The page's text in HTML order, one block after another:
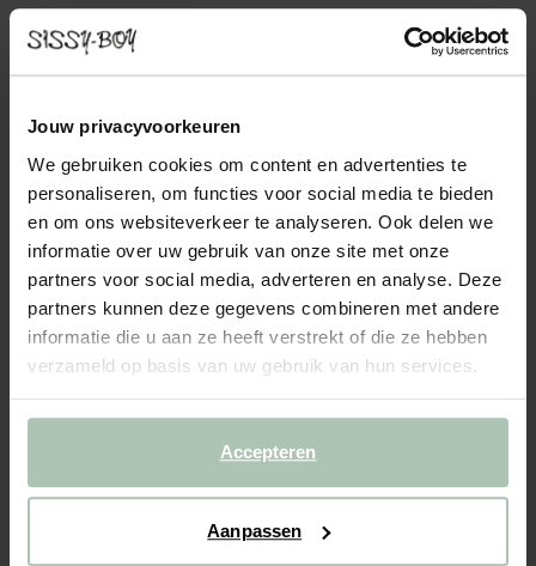
Jouw privacyvoorkeuren
We gebruiken cookies om content en advertenties te
personaliseren, om functies voor social media te bieden
en om ons websiteverkeer te analyseren. Ook delen we
informatie over uw gebruik van onze site met onze
partners voor social media, adverteren en analyse. Deze
partners kunnen deze gegevens combineren met andere
informatie die u aan ze heeft verstrekt of die ze hebben
verzameld op basis van uw gebruik van hun services.
Accepteren
Aanpassen
Gratis verzending naar winkel
Achteraf betalen
Snelle levering
OMSCHRIJVING
knoop- en ritssluiting, riemlussen, een katoenen twill
kwaliteit, steekzakken aan de voor- en achterzijde en een
omgeslagen detail aan de onderzijde. Materiaal: 100%